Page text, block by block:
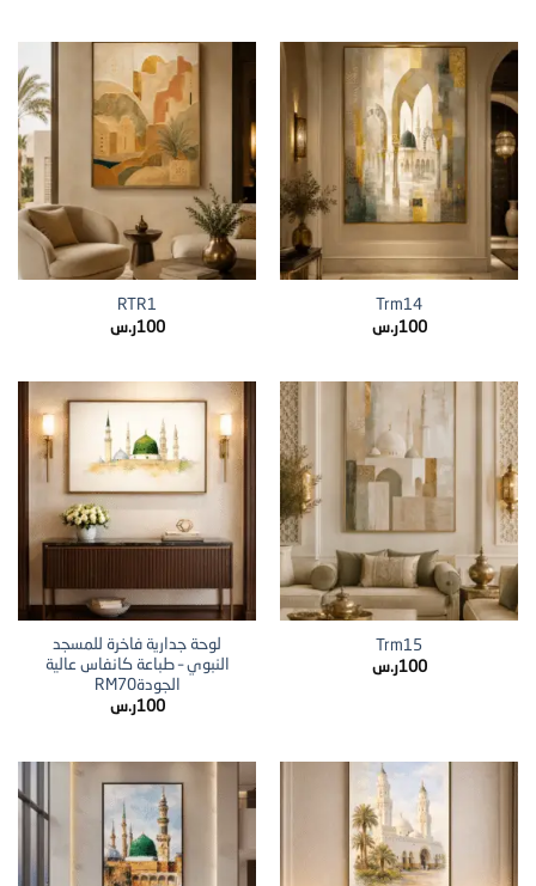
Trm14
100ر.س
RTR1
100ر.س
Trm15
100ر.س
لوحة جدارية فاخرة للمسجد
النبوي – طباعة كانفاس عالية
الجودةRM70
100ر.س